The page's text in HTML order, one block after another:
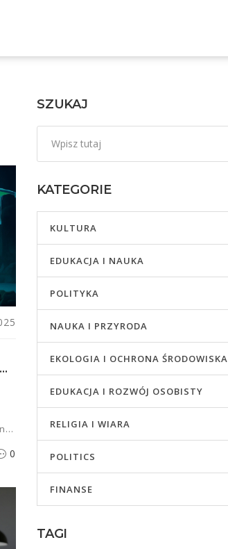
0
SZUKAJ
KATEGORIE
KULTURA
EDUKACJA I NAUKA
POLITYKA
NAUKA I PRZYRODA
EKOLOGIA I OCHRONA ŚRODOWISKA
EDUKACJA I ROZWÓJ OSOBISTY
RELIGIA I WIARA
POLITICS
FINANSE
TAGI